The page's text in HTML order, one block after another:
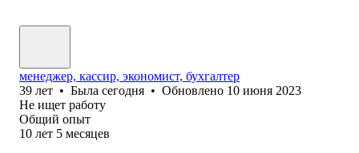
менеджер, кассир, экономист, бухгалтер
39 лет • Была сегодня • Обновлено 10 июня 2023
Не ищет работу
Общий опыт
10 лет 5 месяцев